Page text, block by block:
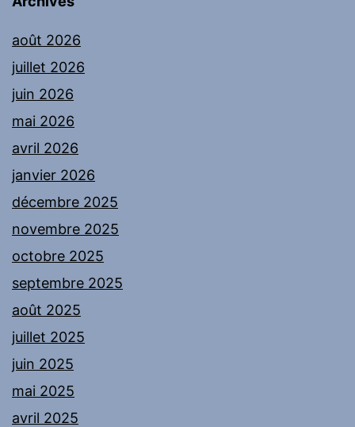
août 2026
juillet 2026
juin 2026
mai 2026
avril 2026
janvier 2026
décembre 2025
novembre 2025
octobre 2025
septembre 2025
août 2025
juillet 2025
juin 2025
mai 2025
avril 2025